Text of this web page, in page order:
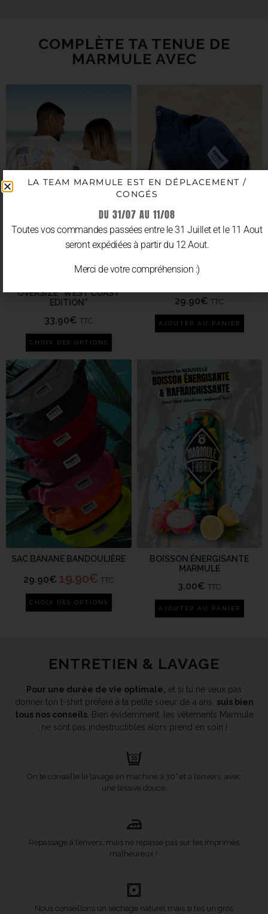
COMPLÈTE TA TENUE DE
MARMULE AVEC
OVERSIZE “WEST COAST
EDITION”
33.90€ TTC
CHOIX DES OPTIONS
29.90€ TTC
AJOUTER AU PANIER
SAC BANANE BANDOULIÈRE
29.90€ 19.90€ TTC
CHOIX DES OPTIONS
BOISSON ÉNERGISANTE
MARMULE
3.00€ TTC
AJOUTER AU PANIER
ENTRETIEN & LAVAGE
Pour une durée de vie optimale, et si tu ne veux pas
donner ton t-shirt préféré à ta petite soeur de 4 ans, suis bien
tous nos conseils. Bien évidemment, les vêtements Marmule
ne sont pas indestructibles alors prend en soin !
On te conseille le lavage en machine à 30° et à l’envers, avec
une lessive douce.
Repassage à l’envers, mais ne repasse pas sur les imprimés
malheureux !
Nous conseillons un séchage naturel mais si t’es un gros
LA TEAM MARMULE EST EN DÉPLACEMENT /
CONGÉS
DU 31/07 AU 11/08
Toutes vos commandes passées entre le 31 Juillet et le 11 Aout
seront expédiées à partir du 12 Aout.
Merci de votre compréhension :)